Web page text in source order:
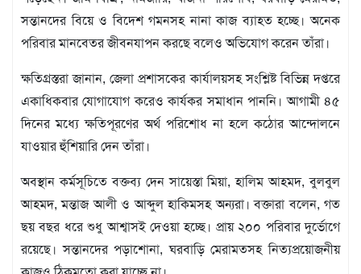
সন্তানদের বিয়ে ও বিদেশ গমনসহ নানা কাজ ব্যাহত হচ্ছে। অনেক
পরিবার মানবেতর জীবনযাপন করছে বলেও অভিযোগ করেন তাঁরা।
ক্ষতিগ্রস্তরা জানান, জেলা প্রশাসকের কার্যালয়সহ সংশ্লিষ্ট বিভিন্ন দপ্তরে
একাধিকবার যোগাযোগ করেও কার্যকর সমাধান পাননি। আগামী ৪৫
দিনের মধ্যে ক্ষতিপূরণের অর্থ পরিশোধ না হলে কঠোর আন্দোলনে
যাওয়ার হুঁশিয়ারি দেন তাঁরা।
অবস্থান কর্মসূচিতে বক্তব্য দেন সায়েস্তা মিয়া, হালিম আহমদ, বুলবুল
আহমদ, মন্তাজ আলী ও আব্দুল হাকিমসহ অন্যরা। বক্তারা বলেন, গত
ছয় বছর ধরে শুধু আশ্বাসই দেওয়া হচ্ছে। প্রায় ২০০ পরিবার দুর্ভোগে
রয়েছে। সন্তানদের পড়াশোনা, ঘরবাড়ি মেরামতসহ নিত্যপ্রয়োজনীয়